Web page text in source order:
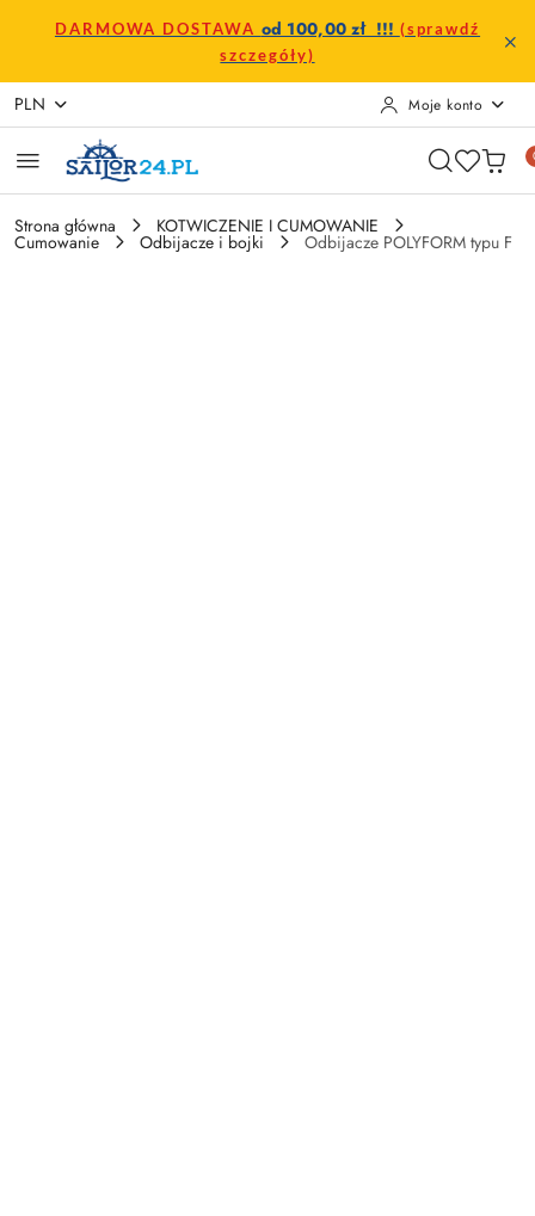
Przejdź do treści głównej
Przejdź do wyszukiwarki
Przejdź do moje konto
Przejdź do menu głównego
Przejdź do opisu produktu
Przejdź do stopki
DARMOWA DOSTAWA od 100,00 zł !!! (sprawdź
szczegóły)
PLN Moje konto
Strona główna KOTWICZENIE I CUMOWANIE
Cumowanie Odbijacze i bojki Odbijacze POLYFORM typu F